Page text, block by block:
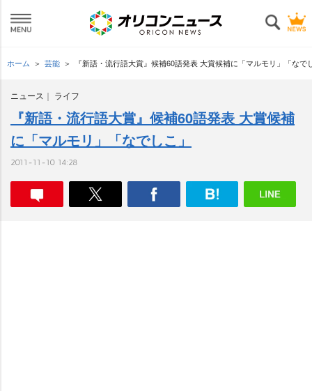
ホーム 芸能 『新語・流行語大賞』候補60語発表 大賞候補に「マルモリ」「なで
ニュース ライフ
『新語・流行語大賞』候補60語発表 大賞候補
に「マルモリ」「なでしこ」
2011-11-10 14:28